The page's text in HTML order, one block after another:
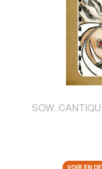
VOIR EN